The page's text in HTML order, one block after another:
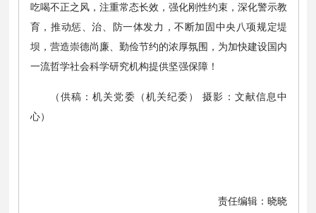
吃喝不正之风，注重常态长效，强化刚性约束，深化警示教
育，推动惩、治、防一体发力，不断加固中央八项规定堤
坝，营造崇德尚廉、勤俭节约的浓厚氛围，为加快建设国内
一流哲学社会科学研究机构提供坚强保障！
（供稿：机关党委（机关纪委） 摄影：文献信息中
心）
责任编辑：晓晓